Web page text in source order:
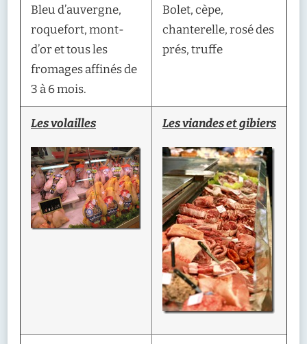
Bleu d’auvergne,
roquefort, mont-
d’or et tous les
fromages affinés de
3 à 6 mois.
Bolet, cèpe,
chanterelle, rosé des
prés, truffe
Les volailles Les viandes et gibiers